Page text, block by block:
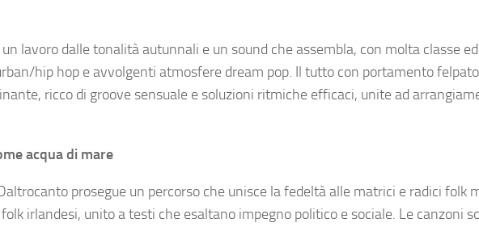
lavoro dalle tonalità autunnali e un sound che assembla, con molta classe
hip hop e avvolgenti atmosfere dream pop. Il tutto con portamento
ricco di groove sensuale e soluzioni ritmiche efficaci, unite ad
acqua di mare
prosegue un percorso che unisce la fedeltà alle matrici e radici folk
irlandesi, unito a testi che esaltano impegno politico e sociale. Le canzoni